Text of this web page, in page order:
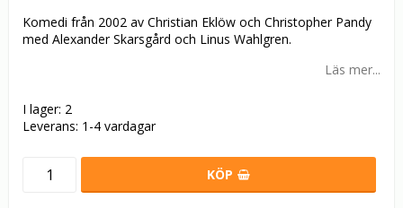
Komedi från 2002 av Christian Eklöw och Christopher Pandy
med Alexander Skarsgård och Linus Wahlgren.
Läs mer...
I lager: 2
Leverans: 1-4 vardagar
KÖP